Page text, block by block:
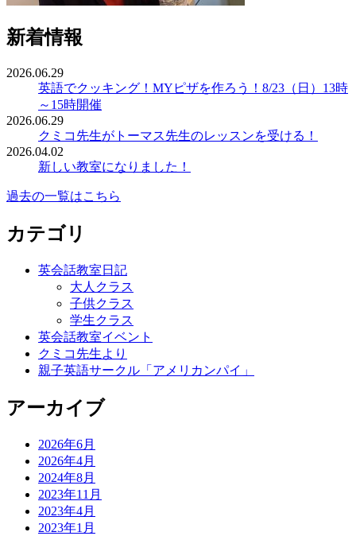
新着情報
2026.06.29
英語でクッキング！MYピザを作ろう！8/23（日）13時
～15時開催
2026.06.29
クミコ先生がトーマス先生のレッスンを受ける！
2026.04.02
新しい教室になりました！
過去の一覧はこちら
カテゴリ
英会話教室日記
大人クラス
子供クラス
学生クラス
英会話教室イベント
クミコ先生より
親子英語サークル「アメリカンパイ」
アーカイブ
2026年6月
2026年4月
2024年8月
2023年11月
2023年4月
2023年1月